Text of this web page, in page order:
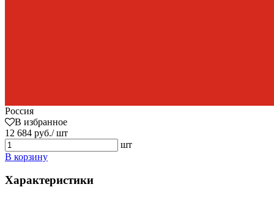
Россия
В избранное
12 684 руб./ шт
шт
В корзину
Характеристики